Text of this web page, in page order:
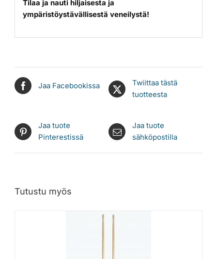
Tilaa ja nauti hiljaisesta ja
ympäristöystävällisestä veneilystä!
Jaa Facebookissa
Twiittaa tästä
tuotteesta
Jaa tuote
Pinterestissä
Jaa tuote
sähköpostilla
Tutustu myös